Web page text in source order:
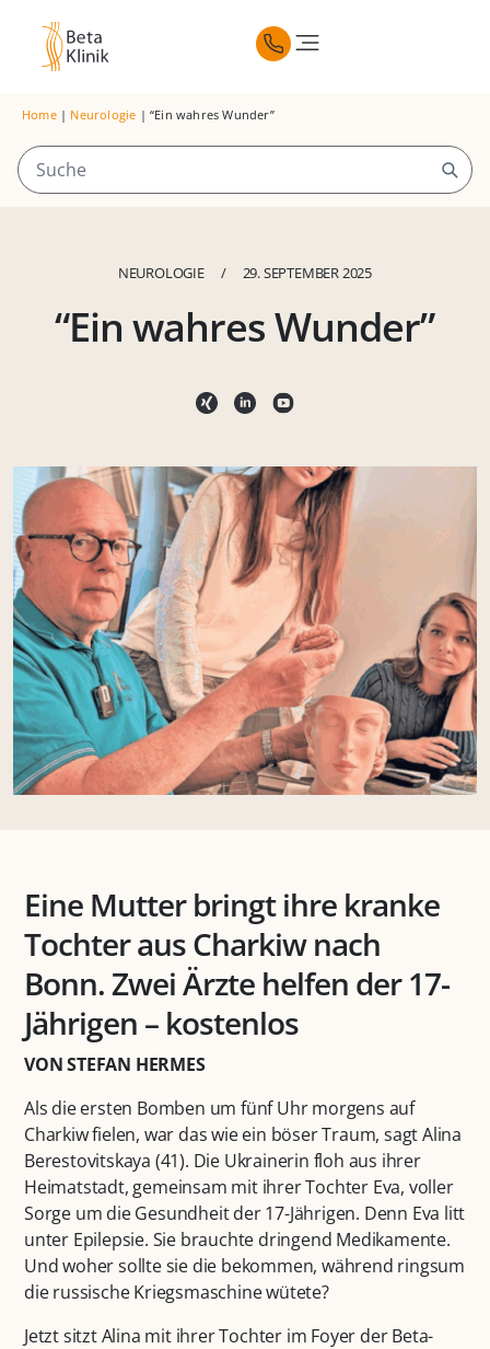
Home| Neurologie |“Ein wahres Wunder”
NEUROLOGIE / 29. SEPTEMBER 2025
“Ein wahres Wunder”
Eine Mutter bringt ihre kranke
Tochter aus Charkiw nach
Bonn. Zwei Ärzte helfen der 17-
Jährigen – kostenlos
VON STEFAN HERMES
Als die ersten Bomben um fünf Uhr morgens auf
Charkiw fielen, war das wie ein böser Traum, sagt Alina
Berestovitskaya (41). Die Ukrainerin floh aus ihrer
Heimatstadt, gemeinsam mit ihrer Tochter Eva, voller
Sorge um die Gesundheit der 17-Jährigen. Denn Eva litt
unter Epilepsie. Sie brauchte dringend Medikamente.
Und woher sollte sie die bekommen, während ringsum
die russische Kriegsmaschine wütete?
Jetzt sitzt Alina mit ihrer Tochter im Foyer der Beta-